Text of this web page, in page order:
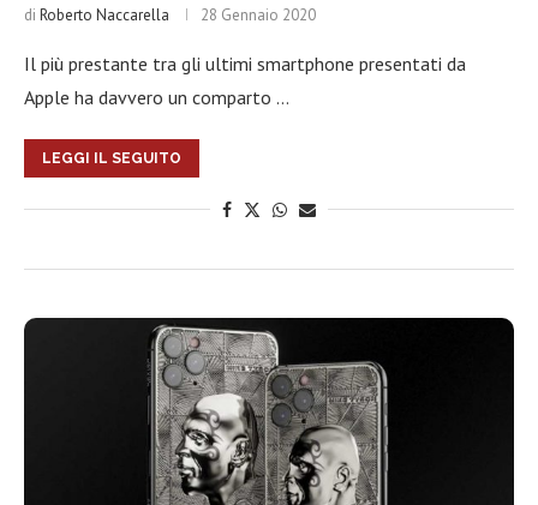
di Roberto Naccarella 28 Gennaio 2020
Il più prestante tra gli ultimi smartphone presentati da
Apple ha davvero un comparto …
LEGGI IL SEGUITO